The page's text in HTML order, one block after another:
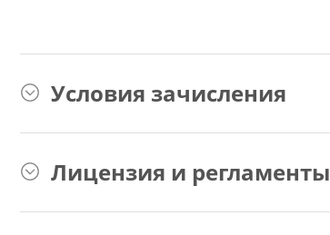
Условия зачисления
Лицензия и регламенты